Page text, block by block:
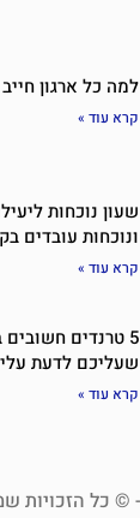
למה כל ארגון
קרא עוד »
שעון נוכחות
ונוכחות עובדים
קרא עוד »
5 טרנדים
שעליכם לדעת
קרא עוד »